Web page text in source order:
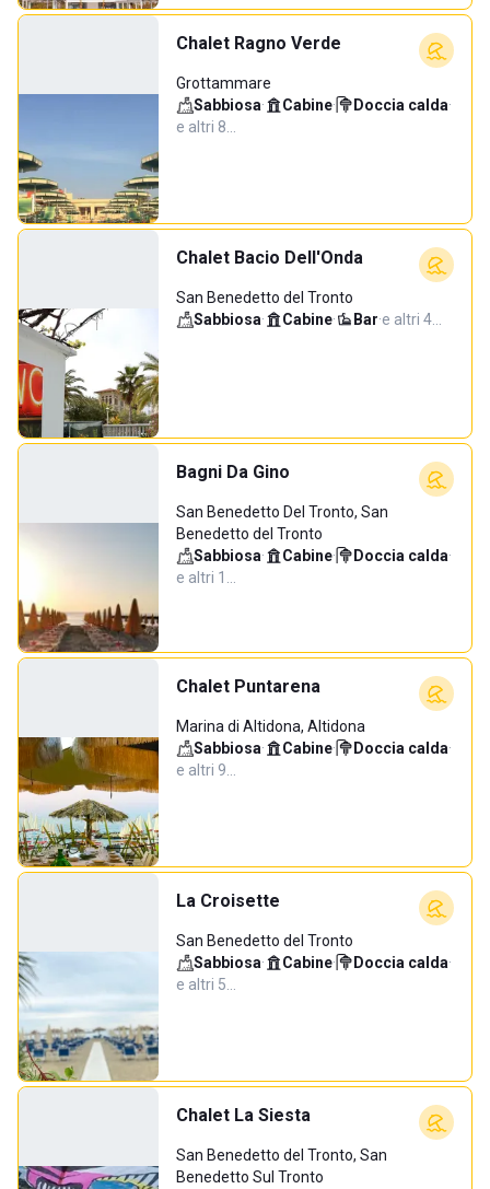
Chalet Ragno Verde
Grottammare
Sabbiosa· Cabine· Doccia calda·
e altri 8…
Chalet Bacio Dell'Onda
San Benedetto del Tronto
Sabbiosa· Cabine· Bar·e altri 4…
Bagni Da Gino
San Benedetto Del Tronto, San
Benedetto del Tronto
Sabbiosa· Cabine· Doccia calda·
e altri 1…
Chalet Puntarena
Marina di Altidona, Altidona
Sabbiosa· Cabine· Doccia calda·
e altri 9…
La Croisette
San Benedetto del Tronto
Sabbiosa· Cabine· Doccia calda·
e altri 5…
Chalet La Siesta
San Benedetto del Tronto, San
Benedetto Sul Tronto